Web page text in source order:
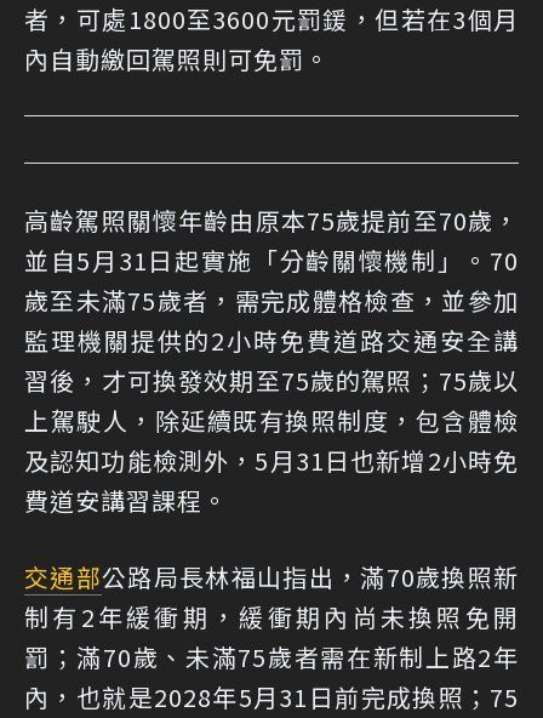
者，可處1800至3600元罰鍰 ，但若在3個月
內自動繳回駕照則可免罰。
高齡駕照關懷年齡由原本75歲提前至70歲，
並自5月31日起實施「分齡關懷機制」。70
歲至未滿75歲者，需完成體格檢查，並參加
監理機關提供的2小時免費道路交通安全講
習後，才可換發效期至75歲的駕照；75歲以
上駕駛人，除延續既有換照制度，包含體檢
及認知功能檢測外，5月31日也新增2小時免
費道安講習課程。
交通部公路局長林福山指出，滿70歲換照新
制有2年緩衝期，緩衝期內尚未換照免開
罰；滿70歲、未滿75歲者需在新制上路2年
內，也就是2028年5月31日前完成換照；75